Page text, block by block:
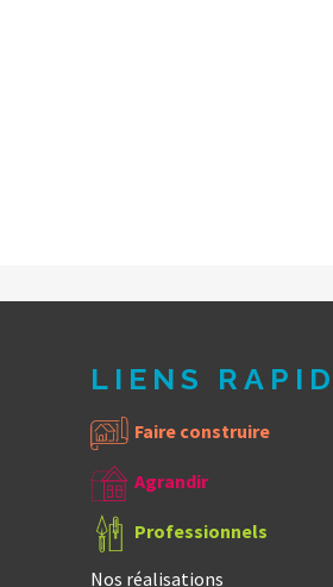
LIENS
Faire construire
Agrandir
Professionnels
Nos réalisations